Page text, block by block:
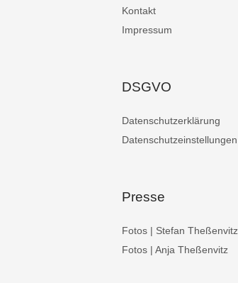
Kontakt
Impressum
DSGVO
Datenschutzerklärung
Datenschutzeinstellungen
Presse
Fotos | Stefan Theßenvitz
Fotos | Anja Theßenvitz